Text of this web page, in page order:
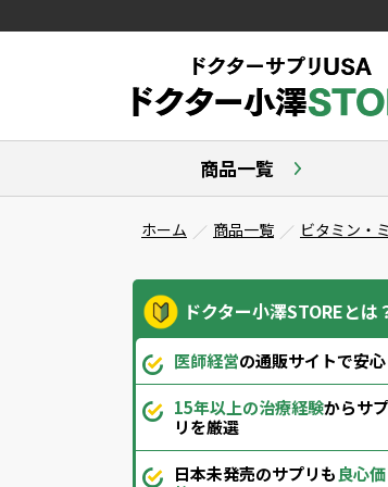
商品一覧
ホーム 商品一覧 ビタミン・
ドクター小澤STOREとは
医師経営の通販サイトで安心
15年以上の治療経験からサプ
リを厳選
日本未発売のサプリも 良心価